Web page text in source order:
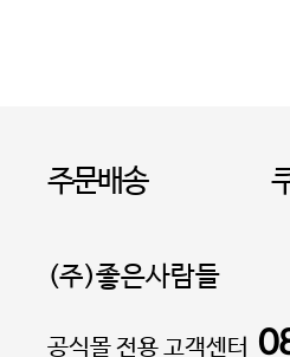
주문배송
(주)좋은사람들
대표 이성현,박영환| 개인
공식몰 전용 고객센터